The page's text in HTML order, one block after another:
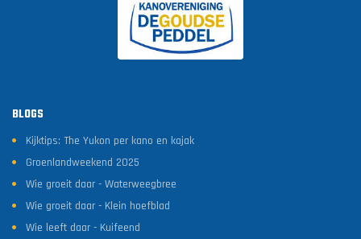
BLOGS
Kijktips: The Yukon per kano en kajak
Groenlandweekend 2025
Wie groeit daar - Waterweegbree
Wie groeit daar - Klein hoefblad
Wie leeft daar - Kuifeend